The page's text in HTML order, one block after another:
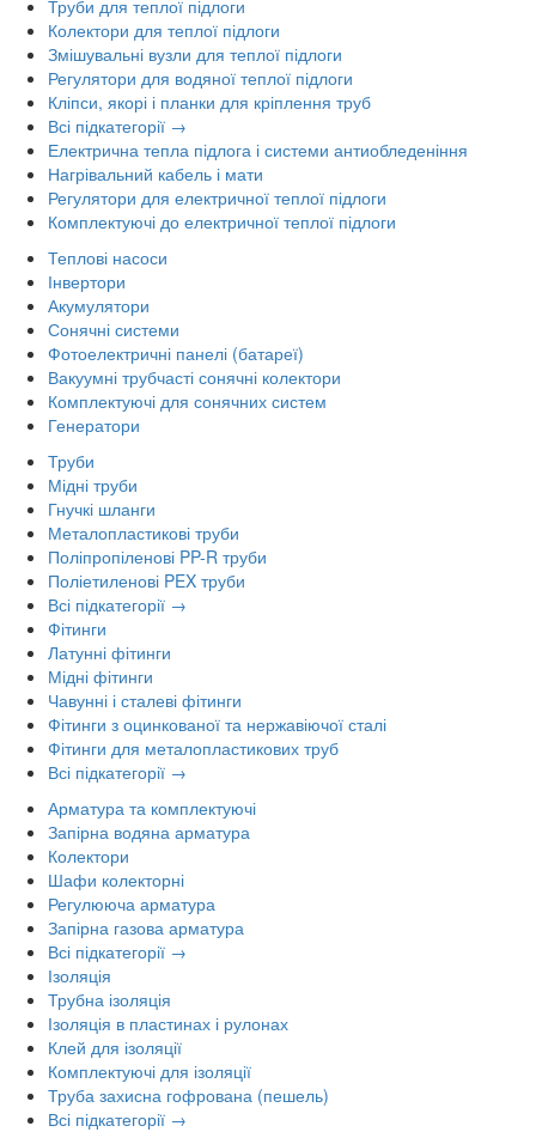
Труби для теплої підлоги
Колектори для теплої підлоги
Змішувальні вузли для теплої підлоги
Регулятори для водяної теплої підлоги
Кліпси, якорі і планки для кріплення труб
Всі підкатегорії →
Електрична тепла підлога і системи антиобледеніння
Нагрівальний кабель і мати
Регулятори для електричної теплої підлоги
Комплектуючі до електричної теплої підлоги
Теплові насоси
Інвертори
Акумулятори
Сонячні системи
Фотоелектричні панелі (батареї)
Вакуумні трубчасті сонячні колектори
Комплектуючі для сонячних систем
Генератори
Труби
Мідні труби
Гнучкі шланги
Металопластикові труби
Поліпропіленові PP-R труби
Поліетиленові PEX труби
Всі підкатегорії →
Фітинги
Латунні фітинги
Мідні фітинги
Чавунні і сталеві фітинги
Фітинги з оцинкованої та нержавіючої сталі
Фітинги для металопластикових труб
Всі підкатегорії →
Арматура та комплектуючі
Запірна водяна арматура
Колектори
Шафи колекторні
Регулююча арматура
Запірна газова арматура
Всі підкатегорії →
Ізоляція
Трубна ізоляція
Ізоляція в пластинах і рулонах
Клей для ізоляції
Комплектуючі для ізоляції
Труба захисна гофрована (пешель)
Всі підкатегорії →